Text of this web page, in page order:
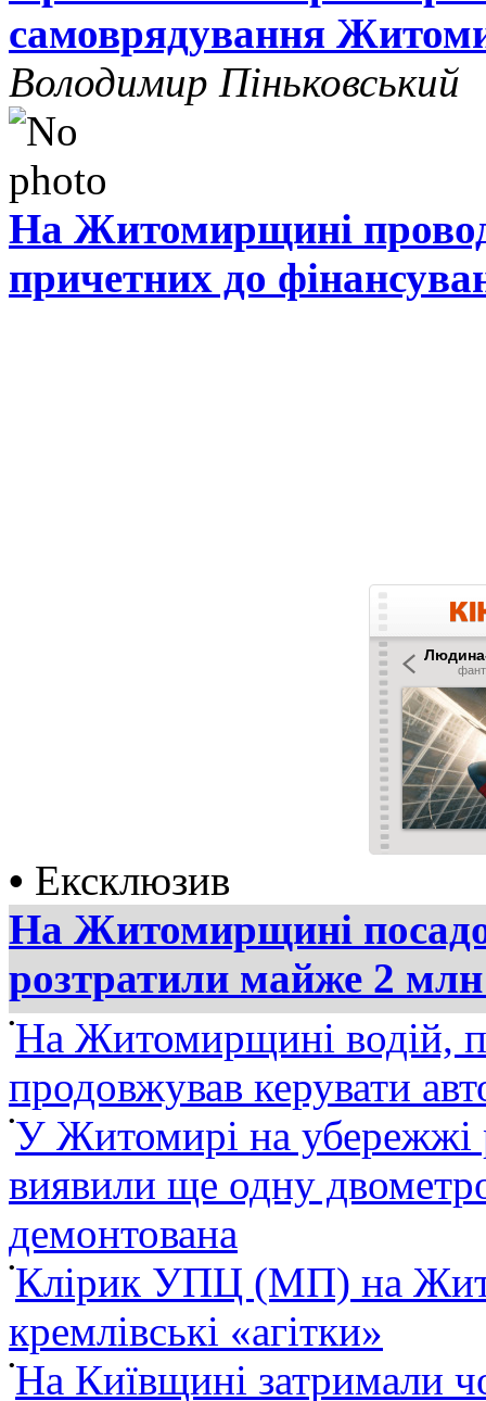
самоврядування
Володимир Піньковський
На Житомирщині
причетних до
• Ексклюзив
На Житомирщині
розтратили майже 2
•На Житомирщині водій,
продовжував керувати
•У Житомирі на убережжі
виявили ще одну
демонтована
•Клірик УПЦ (МП) на
кремлівські «агітки»
•На Київщині затримали